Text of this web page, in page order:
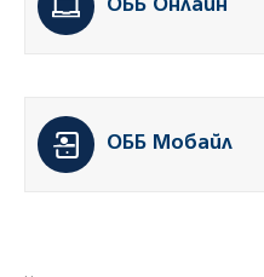
ОББ Онлайн
ОББ Мобайл